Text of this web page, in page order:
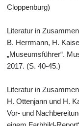
Cloppenburg)
Literatur in
B. Herrmann, H.
„Museumsführer“.
2017. (S. 40-45.)
Literatur in
H. Ottenjann und H.
Vor- und